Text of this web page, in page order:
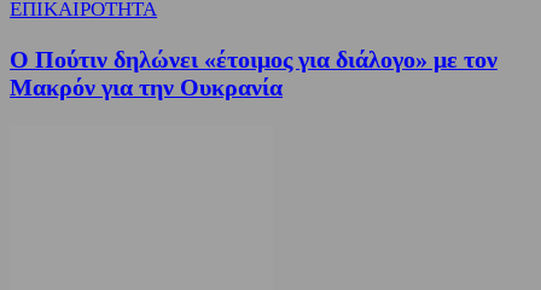
ΕΠΙΚΑΙΡΟΤΗΤΑ
Ο Πούτιν δηλώνει «έτοιμος για διάλογο» με τον
Μακρόν για την Ουκρανία